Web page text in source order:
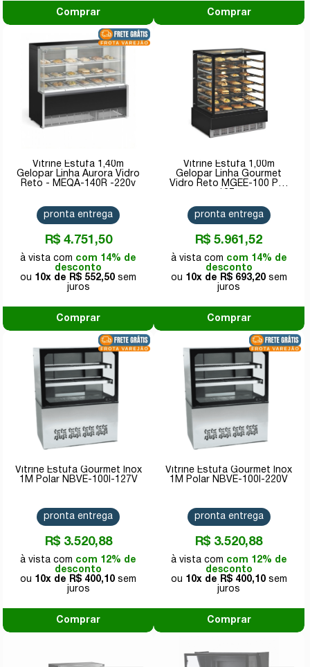
Comprar Comprar
Vitrine Estufa 1,40m
Gelopar Linha Aurora Vidro
Reto - MEQA-140R -220v
R$ 4.751,50
com 14% de
desconto
10x de
R$ 552,50
pronta entrega
Comprar
Vitrine Estufa 1,00m
Gelopar Linha Gourmet
Vidro Reto MGEE-100 PR-
R$ 5.961,52
com 14% de
desconto
10x de
R$ 693,20
pronta entrega
Comprar
Vitrine Estufa Gourmet Inox
1M Polar NBVE-100I-127V
R$ 3.520,88
com 12% de
desconto
10x de
R$ 400,10
pronta entrega
Comprar
Vitrine Estufa Gourmet Inox
1M Polar NBVE-100I-220V
R$ 3.520,88
com 12% de
desconto
10x de
R$ 400,10
pronta entrega
Comprar